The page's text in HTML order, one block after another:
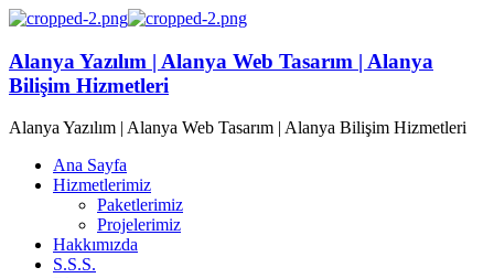
Alanya Yazılım | Alanya Web Tasarım | Alanya
Bilişim Hizmetleri
Alanya Yazılım | Alanya Web Tasarım | Alanya Bilişim Hizmetleri
Ana Sayfa
Hizmetlerimiz
Paketlerimiz
Projelerimiz
Hakkımızda
S.S.S.